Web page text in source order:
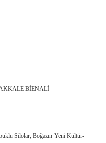
BİENALİ
Silolar, Boğazın Yeni Kültür-